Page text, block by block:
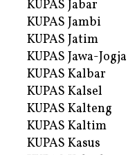
KUPAS Jabar
KUPAS Jambi
KUPAS Jatim
KUPAS Jawa-Jogja
KUPAS Kalbar
KUPAS Kalsel
KUPAS Kalteng
KUPAS Kaltim
KUPAS Kasus